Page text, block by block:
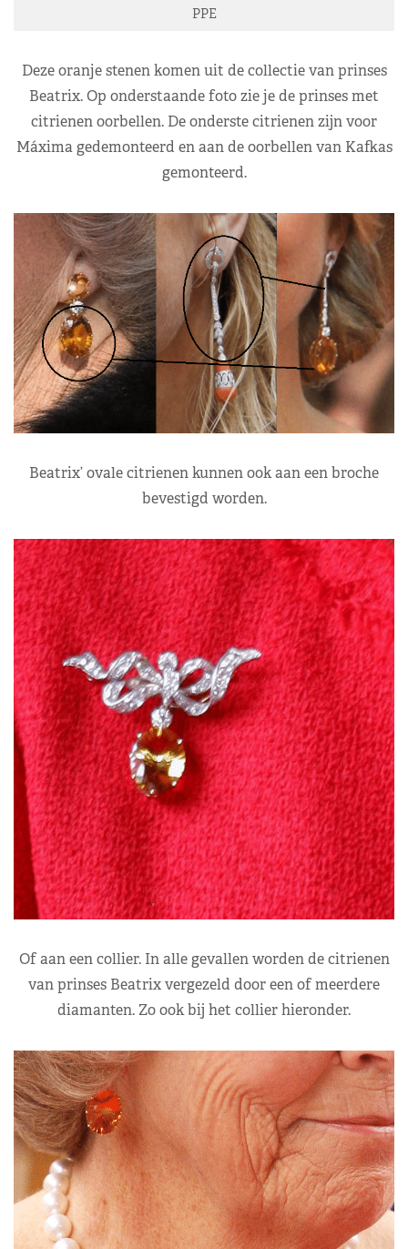
PPE
Deze oranje stenen komen uit de collectie van prinses
Beatrix. Op onderstaande foto zie je de prinses met
citrienen oorbellen. De onderste citrienen zijn voor
Máxima gedemonteerd en aan de oorbellen van Kafkas
gemonteerd.
Beatrix’ ovale citrienen kunnen ook aan een broche
bevestigd worden.
Of aan een collier. In alle gevallen worden de citrienen
van prinses Beatrix vergezeld door een of meerdere
diamanten. Zo ook bij het collier hieronder.